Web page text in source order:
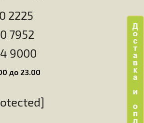
2225
7952
9000
до 23.00